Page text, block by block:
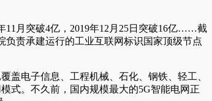
11月突破4亿，2019年12月25日突破16亿……截
责承建运行的工业互联网标识国家顶级节点
盖电子信息、工程机械、石化、钢铁、轻工、
式。不久前，国内规模最大的5G智能电网正